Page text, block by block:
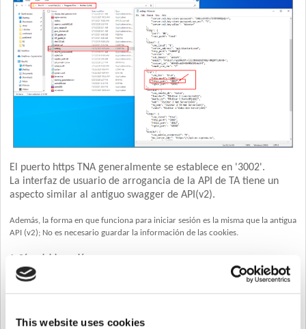
This website uses cookies
El puerto https TNA generalmente se establece en '3002'.
La interfaz de usuario de arrogancia de la API de TA tiene un
aspecto similar al antiguo swagger de API(v2).
Además, la forma en que funciona para iniciar sesión es la misma que la antigua
API (v2); No es necesario guardar la información de las cookies.
1. Cómo iniciar sesión
> Hay 2 formas de iniciar sesión.